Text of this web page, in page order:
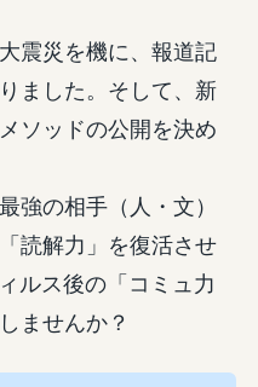
震災を機に、報道記
ました。そして、新
ソッドの公開を決め
強の相手（人・文）
読解力」を復活させ
ルス後の「コミュ力
ませんか？